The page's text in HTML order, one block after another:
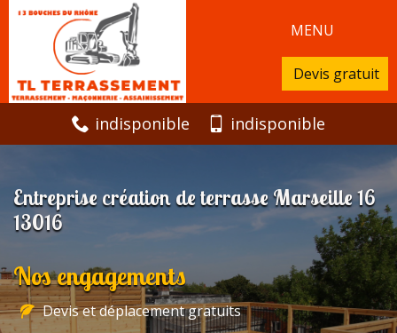
MENU
Devis gratuit
indisponible indisponible
Entreprise création de terrasse Marseille 16
13016
Nos engagements
Devis et déplacement gratuits